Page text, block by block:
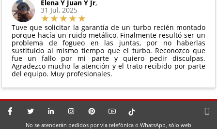
Elena Y Juan Y Jr,
31 Jul, 2025
Tuve que solicitar la garantía de un turbo recién montado
porque hacía un ruido metálico. Finalmente resultó ser un
problema de fogueo en las juntas, por no haberlas
sustituido al mismo tiempo que el turbo. Reconozco que
fue un fallo por mi parte y quiero pedir disculpas.
Agradezco mucho la atención y el trato recibido por parte
del equipo. Muy profesionales.
No se atenderán pedidos por vía telefónica o WhatsApp, sólo web